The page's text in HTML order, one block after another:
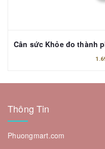
Cân sức Khỏe đo thành
Thông Tin
Phuongmart.com